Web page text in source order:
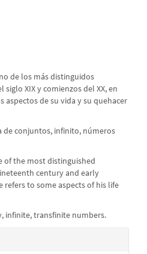
de los más distinguidos
XIX y comienzos del XX, en
de su vida y su quehacer
de conjuntos, infinito, números
of the most distinguished
century and early
to some aspects of his life
infinite, transfinite numbers.